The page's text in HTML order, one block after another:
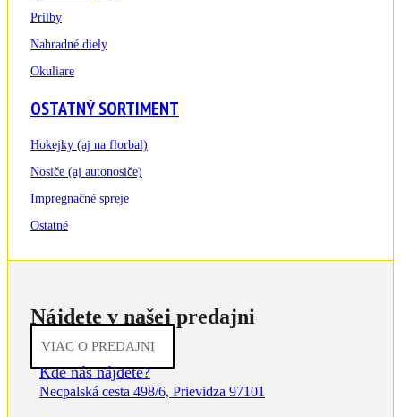
Prilby
Nahradné diely
Okuliare
OSTATNÝ SORTIMENT
Hokejky (aj na florbal)
Nosiče (aj autonosiče)
Impregnačné spreje
Ostatné
Nájdete v našej predajni
VIAC O PREDAJNI
Kde nás nájdete?
Necpalská cesta 498/6, Prievidza 97101